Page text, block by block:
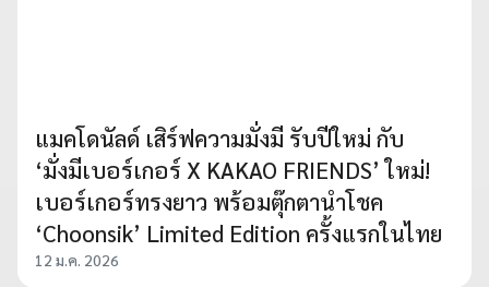
แมคโดนัลด์ เสิร์ฟความมั่งมี รับปีใหม่ กับ
‘มั่งมีเบอร์เกอร์ X KAKAO FRIENDS’ ใหม่!
เบอร์เกอร์ทรงยาว พร้อมตุ๊กตานำโชค
‘Choonsik’ Limited Edition ครั้งแรกในไทย
12 ม.ค. 2026